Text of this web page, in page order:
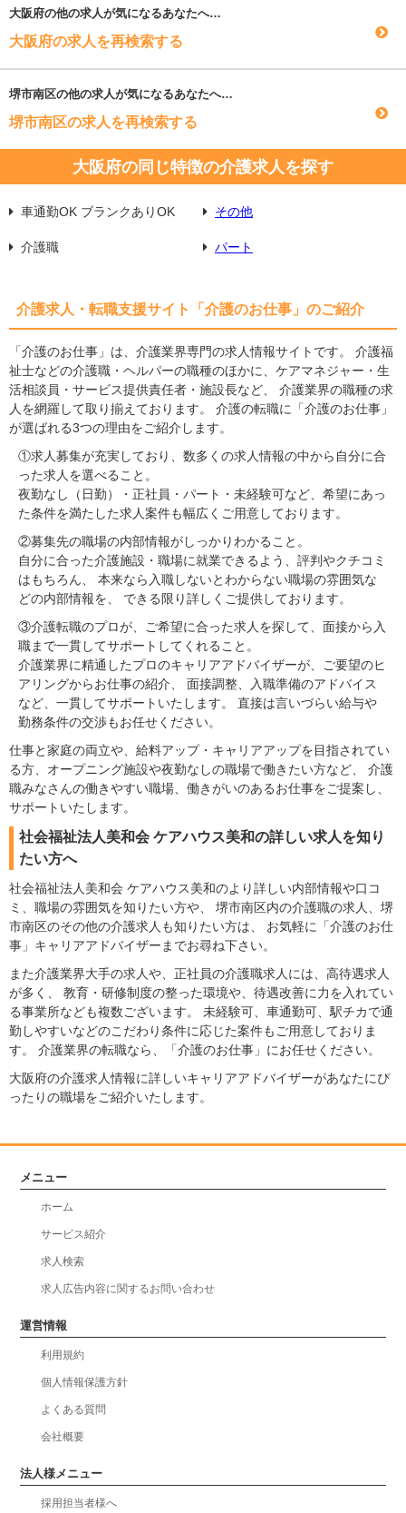
大阪府の他の求人が気になるあなたへ…
大阪府の求人を再検索する
堺市南区の他の求人が気になるあなたへ…
堺市南区の求人を再検索する
大阪府の同じ特徴の介護求人を探す
車通勤OK ブランクありOK その他
介護職 パート
介護求人・転職支援サイト「介護のお仕事」のご紹介
「介護のお仕事」は、介護業界専門の求人情報サイトです。 介護福
祉士などの介護職・ヘルパーの職種のほかに、ケアマネジャー・生
活相談員・サービス提供責任者・施設長など、 介護業界の職種の求
人を網羅して取り揃えております。 介護の転職に「介護のお仕事」
が選ばれる3つの理由をご紹介します。
①求人募集が充実しており、数多くの求人情報の中から自分に合
った求人を選べること。
夜勤なし（日勤）・正社員・パート・未経験可など、希望にあっ
た条件を満たした求人案件も幅広くご用意しております。
②募集先の職場の内部情報がしっかりわかること。
自分に合った介護施設・職場に就業できるよう、評判やクチコミ
はもちろん、 本来なら入職しないとわからない職場の雰囲気な
どの内部情報を、 できる限り詳しくご提供しております。
③介護転職のプロが、ご希望に合った求人を探して、面接から入
職まで一貫してサポートしてくれること。
介護業界に精通したプロのキャリアアドバイザーが、ご要望のヒ
アリングからお仕事の紹介、 面接調整、入職準備のアドバイス
など、一貫してサポートいたします。 直接は言いづらい給与や
勤務条件の交渉もお任せください。
仕事と家庭の両立や、給料アップ・キャリアアップを目指されてい
る方、オープニング施設や夜勤なしの職場で働きたい方など、 介護
職みなさんの働きやすい職場、働きがいのあるお仕事をご提案し、
サポートいたします。
社会福祉法人美和会 ケアハウス美和の詳しい求人を知り
たい方へ
社会福祉法人美和会 ケアハウス美和のより詳しい内部情報や口コ
ミ、職場の雰囲気を知りたい方や、 堺市南区内の介護職の求人、堺
市南区のその他の介護求人も知りたい方は、 お気軽に「介護のお仕
事」キャリアアドバイザーまでお尋ね下さい。
また介護業界大手の求人や、正社員の介護職求人には、高待遇求人
が多く、 教育・研修制度の整った環境や、待遇改善に力を入れてい
る事業所なども複数ございます。 未経験可、車通勤可、駅チカで通
勤しやすいなどのこだわり条件に応じた案件もご用意しておりま
す。 介護業界の転職なら、「介護のお仕事」にお任せください。
大阪府の介護求人情報に詳しいキャリアアドバイザーがあなたにぴ
ったりの職場をご紹介いたします。
メニュー
ホーム
サービス紹介
求人検索
求人広告内容に関するお問い合わせ
運営情報
利用規約
個人情報保護方針
よくある質問
会社概要
法人様メニュー
採用担当者様へ